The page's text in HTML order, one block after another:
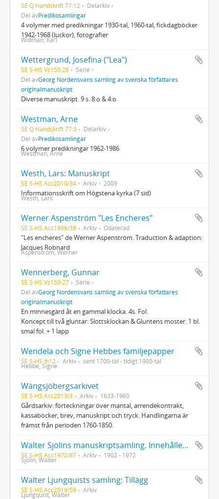
SE Q Handskrift 77:12
Delarkiv
Del avPredikosamlingar
4 volymer med predikningar 1930-tal, 1960-tal, fickdagböcker
1942-1968 (luckor), fotografier
Widman, Karl
Wettergrund, Josefina ("Lea")
SE S-HS Vs150:28
Serie
Del avGeorg Nordensvans samling av svenska författares
originalmanuskript
Diverse manuskript. 9 s. 8:o & 4:o
Westman, Arne
SE Q Handskrift 77:3
Delarkiv
Del avPredikosamlingar
6 volymer predikningar 1962-1986
Westman, Arne
Westh, Lars: Manuskript
SE S-HS Acc2010/34 Arkiv 2009
Informationsskrift om Högstena kyrka (7 sid)
Westh, Lars
Werner Aspenström "Les Encheres"
SE S-HS Acc1966/39 Arkiv Odaterad
"Les encheres" de Werner Aspenström. Traduction & adaption:
Jacques Robnard
Aspenström, Werner
Wennerberg, Gunnar
SE S-HS Vs150:27
Serie
Del avGeorg Nordensvans samling av svenska författares
originalmanuskript
En minnesgärd åt en gammal klocka. 4s. Fol.
Koncept till två gluntar: Slottsklockan & Gluntens moster. 1 bl.
smal fol. + 1 lapp
Wendela och Signe Hebbes familjepapper
SE S-HS Ih12 Arkiv sent 1700-tal - tidigt 1900-tal
Hebbe, Signe
Wängsjöbergsarkivet
SE S-HS Acc2013/3 Arkiv 1633-1960
Gårdsarkiv: förteckningar över mantal, arrendekontrakt,
kassaböcker, brev, manuskript och tryck. Handlingarna är
främst från perioden 1760-1850.
Walter Sjölins manuskriptsamling. Innehåller manuskript av Karin Boye, Sven Hedin, Josef Kjellgren, Ivar Lo-Johansson, Ludvig Nordström samt signaturen Cewe
SE S-HS Acc1972/87 Arkiv 1902 - 1972
Sjölin, Walter
Walter Ljungquists samling: Tillägg
SE S-HS Acc2019/59 Arkiv
Ljungquist, Walter